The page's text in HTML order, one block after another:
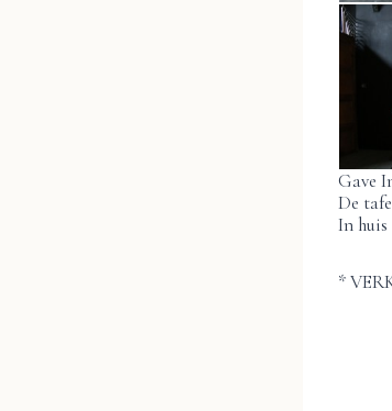
Gave
De
In
*